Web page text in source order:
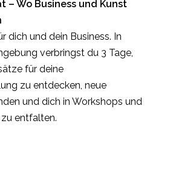
– Wo Business und Kunst
dich und dein Business. In
verbringst du 3 Tage,
für deine
zu entdecken, neue
und dich in Workshops und
entfalten.